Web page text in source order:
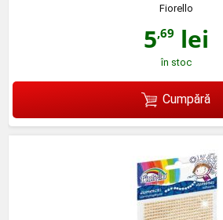
Fiorello
5,69 lei
în stoc
Cumpără